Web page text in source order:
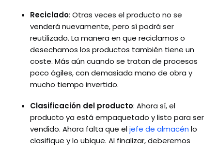
Reciclado: Otras veces el producto no se
venderá nuevamente, pero sí podrá ser
reutilizado. La manera en que reciclamos o
desechamos los productos también tiene un
coste. Más aún cuando se tratan de procesos
poco ágiles, con demasiada mano de obra y
mucho tiempo invertido.
Clasificación del producto: Ahora sí, el
producto ya está empaquetado y listo para ser
vendido. Ahora falta que eljefe de almacén lo
clasifique y lo ubique. Al finalizar, deberemos